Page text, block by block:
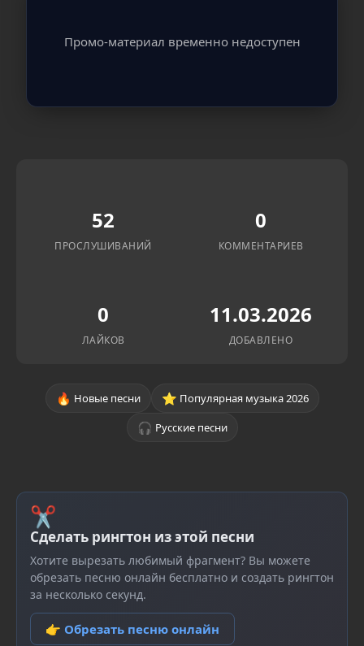
Промо-материал временно недоступен
52
ПРОСЛУШИВАНИЙ
0
КОММЕНТАРИЕВ
0
ЛАЙКОВ
11.03.2026
ДОБАВЛЕНО
🔥 Новые песни ⭐ Популярная музыка 2026
🎧 Русские песни
✂
Сделать рингтон из этой песни
Хотите вырезать любимый фрагмент? Вы можете
обрезать песню онлайн бесплатно и создать рингтон
за несколько секунд.
👉 Обрезать песню онлайн